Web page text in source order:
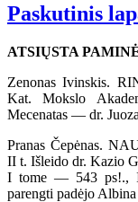
Paskutinis
ATSIŲSTA
Zenonas Ivinskis.
Kat. Mokslo
Mecenatas — dr.
Pranas Čepėnas.
II t. Išleido dr. Kazio
I tome — 543 ps!.,
parengti padėjo